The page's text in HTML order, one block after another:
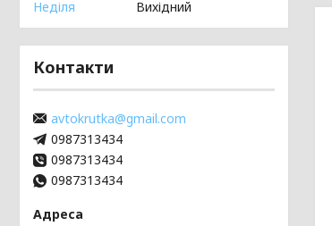
Неділя
Вихідний
Контакти
avtokrutka@gmail.com
0987313434
0987313434
0987313434